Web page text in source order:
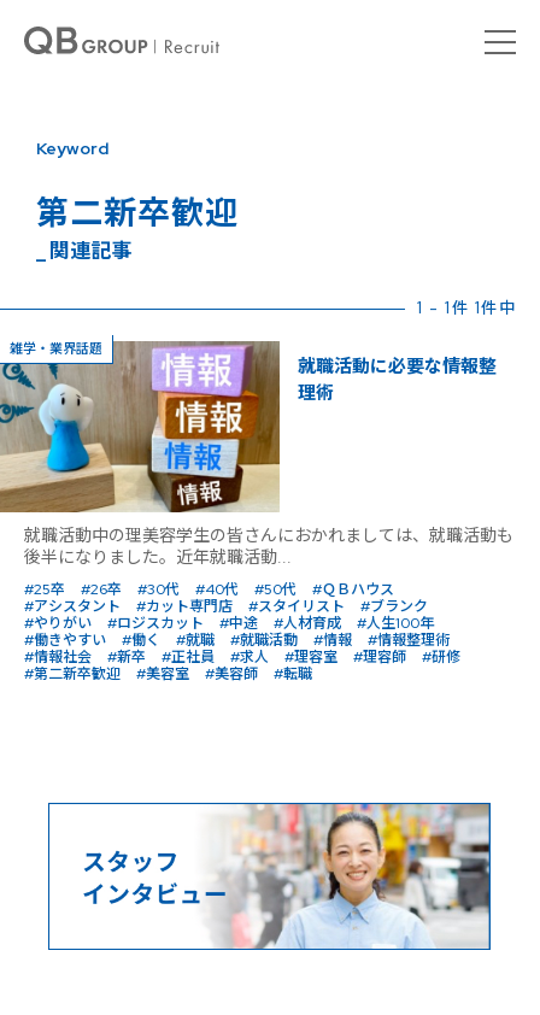
Keyword
第二新卒歓迎
_ 関連記事
1 - 1件 1件中
雑学・業界話題
就職活動に必要な情報整
理術
就職活動中の理美容学生の皆さんにおかれましては、就職活動も
後半になりました。近年就職活動...
#25卒 #26卒 #30代 #40代 #50代
#ＱＢハウス
#アシスタント
#カット専門店 #スタイリスト
#ブランク
#やりがい
#ロジスカット #中途 #人材育成
#人生100年
#働きやすい
#働く #就職 #就職活動 #情報
#情報整理術
#情報社会
#新卒 #正社員 #求人 #理容室 #理容師
#研修
#第二新卒歓迎
#美容室 #美容師 #転職